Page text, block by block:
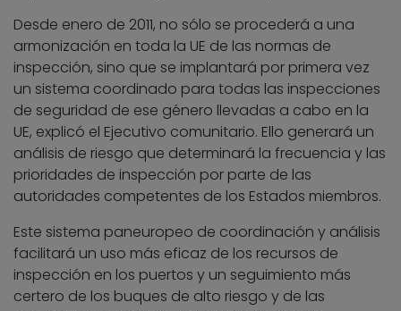
Desde enero de 2011, no sólo se procederá a una
armonización en toda la UE de las normas de
inspección, sino que se implantará por primera vez
un sistema coordinado para todas las inspecciones
de seguridad de ese género llevadas a cabo en la
UE, explicó el Ejecutivo comunitario. Ello generará un
análisis de riesgo que determinará la frecuencia y las
prioridades de inspección por parte de las
autoridades competentes de los Estados miembros.
Este sistema paneuropeo de coordinación y análisis
facilitará un uso más eficaz de los recursos de
inspección en los puertos y un seguimiento más
certero de los buques de alto riesgo y de las